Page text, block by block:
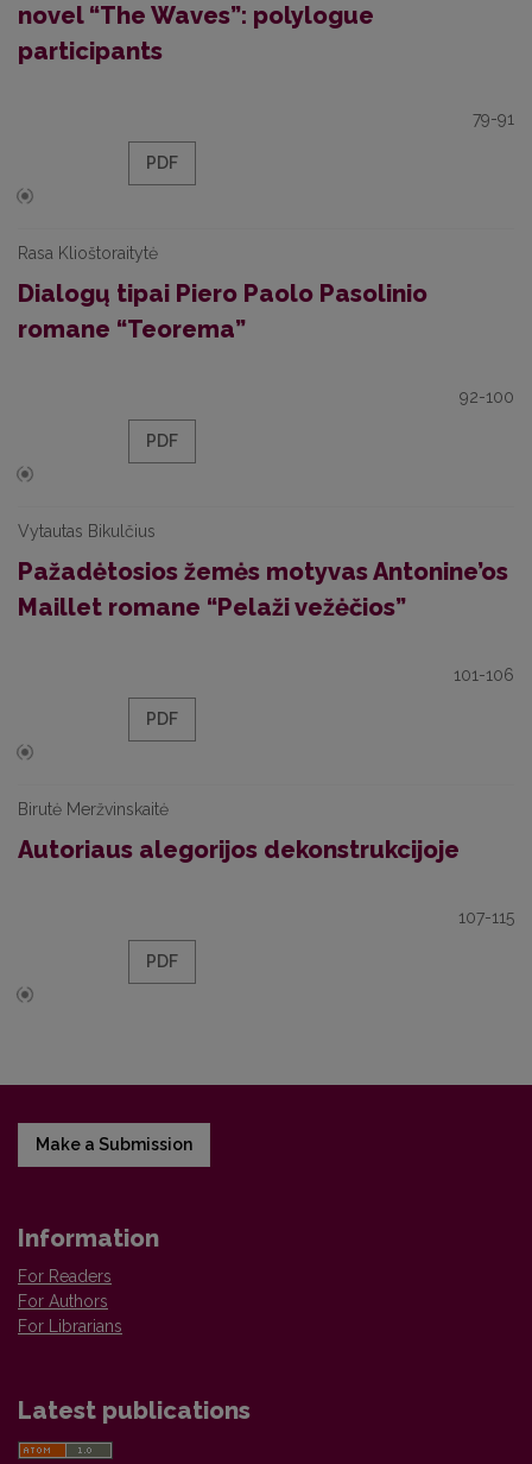
novel “The Waves”: polylogue
participants
79-91
PDF
Rasa Klioštoraitytė
Dialogų tipai Piero Paolo Pasolinio
romane “Teorema”
92-100
PDF
Vytautas Bikulčius
Pažadėtosios žemės motyvas Antonine’os
Maillet romane “Pelaži vežėčios”
101-106
PDF
Birutė Meržvinskaitė
Autoriaus alegorijos dekonstrukcijoje
107-115
PDF
Make a Submission
Information
For Readers
For Authors
For Librarians
Latest publications